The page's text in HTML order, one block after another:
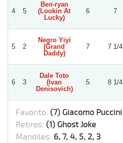
4 5
Ben-ryan
(Lookin At
Lucky)
6 7
5 2
Negro Yiyi
(Grand
Daddy)
7 7 1/4
6 3
Dale Toto
(Ivan
Denisovich)
5 8 1/4
Favorito: (7) Giacomo Puccini
Retiros: (1) Ghost Joke
Mandiles: 6, 7, 4, 5, 2, 3